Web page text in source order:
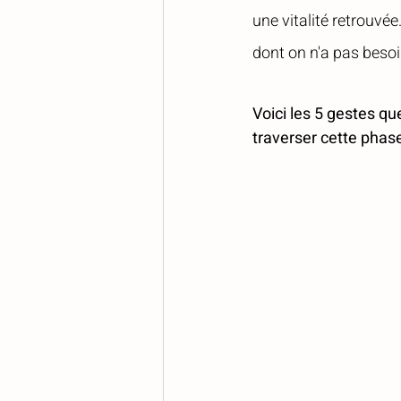
une vitalité
dont on n'a pas
Voici les 5 gestes
traverser cette